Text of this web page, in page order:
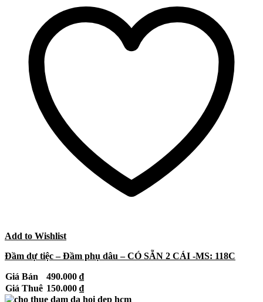
Add to Wishlist
Đầm dự tiệc – Đầm phụ dâu – CÓ SẴN 2 CÁI -MS: 118C
Giá Bán 490.000 ₫
Giá Thuê 150.000 ₫